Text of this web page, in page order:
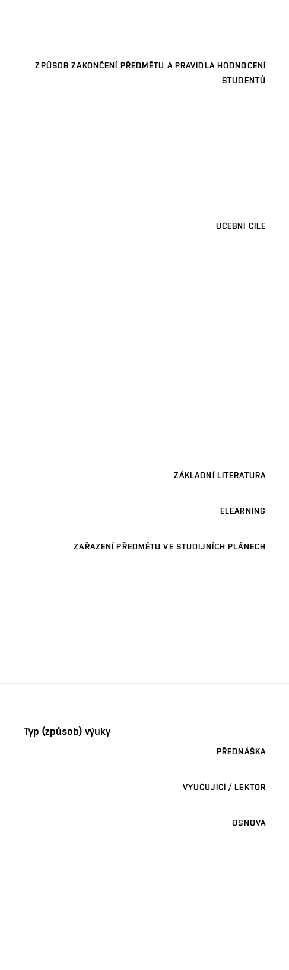
ZPŮSOB ZAKONČENÍ PŘEDMĚTU A PRAVIDLA HODNOCENÍ
STUDENTŮ
UČEBNÍ CÍLE
ZÁKLADNÍ LITERATURA
ELEARNING
ZAŘAZENÍ PŘEDMĚTU VE STUDIJNÍCH PLÁNECH
Typ (způsob) výuky
PŘEDNÁŠKA
VYUČUJÍCÍ / LEKTOR
OSNOVA